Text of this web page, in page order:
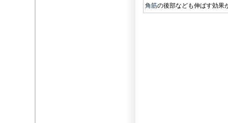
角筋の後部なども伸ばす効果